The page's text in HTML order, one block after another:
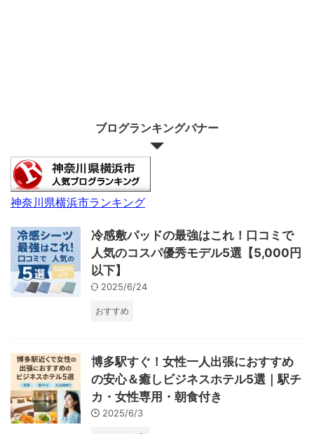
ブログランキングバナー
神奈川県横浜市ランキング
冷感敷パッドの最強はこれ！口コミで
人気のコスパ優秀モデル5選【5,000円
以下】
2025/6/24
おすすめ
博多駅すぐ！女性一人出張におすすめ
の安心＆癒しビジネスホテル5選｜駅チ
カ・女性専用・朝食付き
2025/6/3